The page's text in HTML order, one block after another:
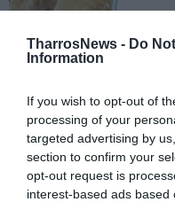
TharrosNews - Do
Information
If you wish to opt-out of
processing of your
targeted advertising by
section to confirm your
opt-out request is
interest-based ads